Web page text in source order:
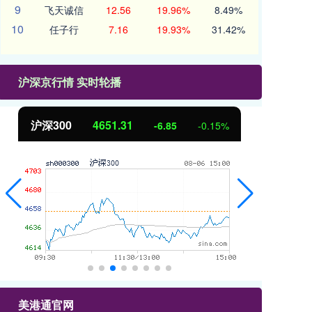
9 飞天诚信 12.56 19.96% 8.49%
10 任子行 7.16 19.93% 31.42%
沪深京行情 实时轮播
沪深300 4651.31 -6.85 -0.15%
美港通官网